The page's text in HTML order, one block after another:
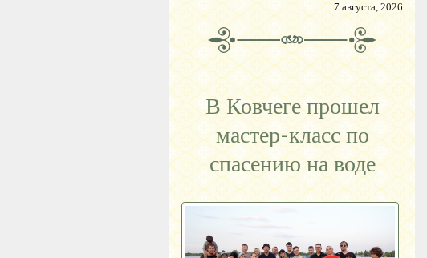
7 августа, 2026
В Ковчеге прошел
мастер-класс по
спасению на воде